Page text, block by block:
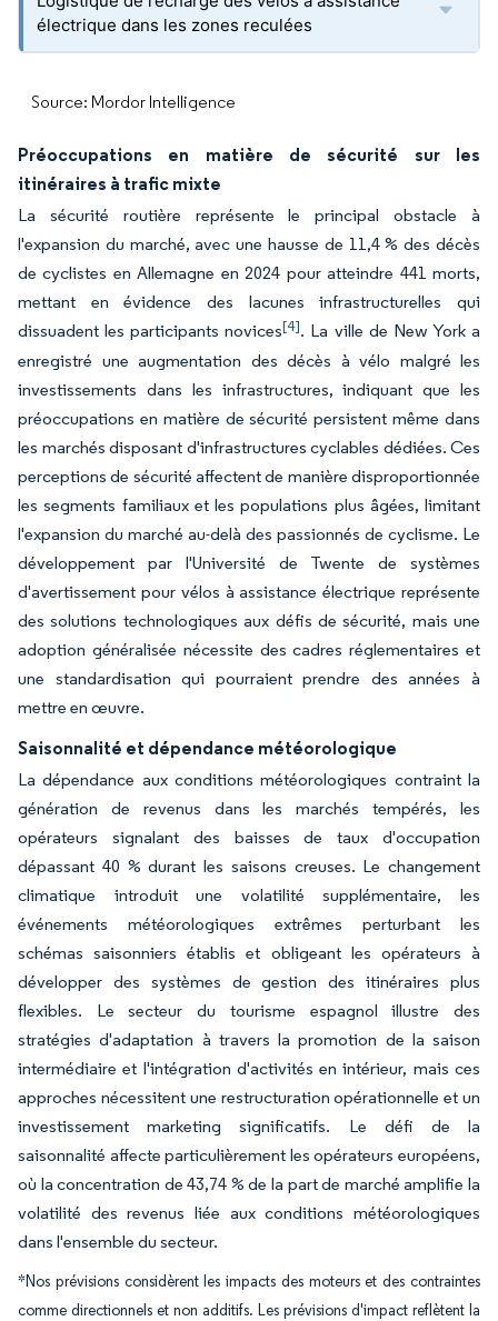
électrique dans les zones reculées
Source: Mordor Intelligence
Préoccupations en matière de sécurité sur les
itinéraires à trafic mixte
La sécurité routière représente le principal obstacle à
l'expansion du marché, avec une hausse de 11,4 % des décès
de cyclistes en Allemagne en 2024 pour atteindre 441 morts,
mettant en évidence des lacunes infrastructurelles qui
dissuadent les participants novices[4]. La ville de New York a
enregistré une augmentation des décès à vélo malgré les
investissements dans les infrastructures, indiquant que les
préoccupations en matière de sécurité persistent même dans
les marchés disposant d'infrastructures cyclables dédiées. Ces
perceptions de sécurité affectent de manière disproportionnée
les segments familiaux et les populations plus âgées, limitant
l'expansion du marché au-delà des passionnés de cyclisme. Le
développement par l'Université de Twente de systèmes
d'avertissement pour vélos à assistance électrique représente
des solutions technologiques aux défis de sécurité, mais une
adoption généralisée nécessite des cadres réglementaires et
une standardisation qui pourraient prendre des années à
mettre en œuvre.
Saisonnalité et dépendance météorologique
La dépendance aux conditions météorologiques contraint la
génération de revenus dans les marchés tempérés, les
opérateurs signalant des baisses de taux d'occupation
dépassant 40 % durant les saisons creuses. Le changement
climatique introduit une volatilité supplémentaire, les
événements météorologiques extrêmes perturbant les
schémas saisonniers établis et obligeant les opérateurs à
développer des systèmes de gestion des itinéraires plus
flexibles. Le secteur du tourisme espagnol illustre des
stratégies d'adaptation à travers la promotion de la saison
intermédiaire et l'intégration d'activités en intérieur, mais ces
approches nécessitent une restructuration opérationnelle et un
investissement marketing significatifs. Le défi de la
saisonnalité affecte particulièrement les opérateurs européens,
où la concentration de 43,74 % de la part de marché amplifie la
volatilité des revenus liée aux conditions météorologiques
dans l'ensemble du secteur.
*Nos prévisions considèrent les impacts des moteurs et des contraintes
comme directionnels et non additifs. Les prévisions d'impact reflètent la